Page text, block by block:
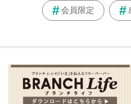
会員限定